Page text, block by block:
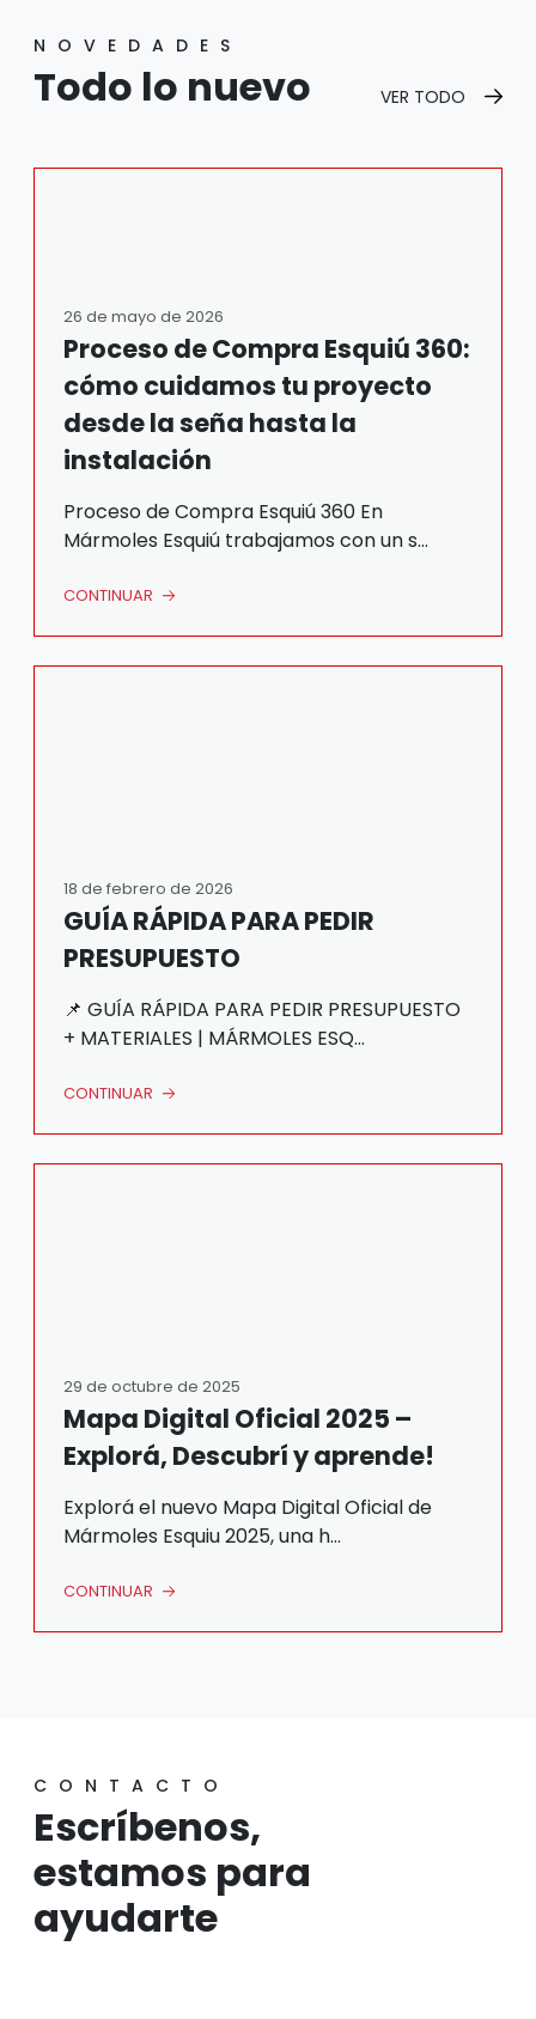
NOVEDADES
Todo lo nuevo VER TODO
26 de mayo de 2026
Proceso de Compra Esquiú 360:
cómo cuidamos tu proyecto
desde la seña hasta la
instalación
Proceso de Compra Esquiú 360 En
Mármoles Esquiú trabajamos con un s...
CONTINUAR
18 de febrero de 2026
GUÍA RÁPIDA PARA PEDIR
PRESUPUESTO
📌 GUÍA RÁPIDA PARA PEDIR PRESUPUESTO
+ MATERIALES | MÁRMOLES ESQ...
CONTINUAR
29 de octubre de 2025
Mapa Digital Oficial 2025 –
Explorá, Descubrí y aprende!
Explorá el nuevo Mapa Digital Oficial de
Mármoles Esquiu 2025, una h...
CONTINUAR
CONTACTO
Escríbenos,
estamos para
ayudarte